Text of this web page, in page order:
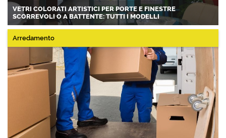
VETRI COLORATI ARTISTICI PER PORTE E FINESTRE
SCORREVOLI O A BATTENTE: TUTTI I MODELLI
Arredamento